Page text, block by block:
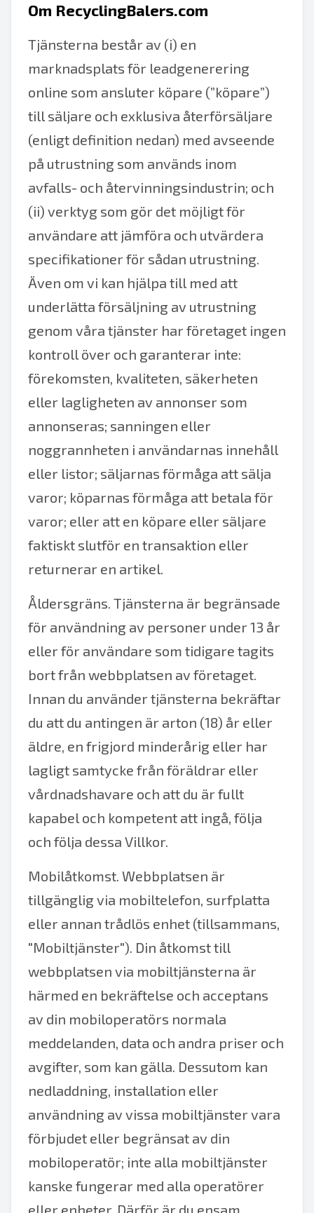
Om RecyclingBalers.com
Tjänsterna består av (i) en
marknadsplats för leadgenerering
online som ansluter köpare (”köpare”)
till säljare och exklusiva återförsäljare
(enligt definition nedan) med avseende
på utrustning som används inom
avfalls- och återvinningsindustrin; och
(ii) verktyg som gör det möjligt för
användare att jämföra och utvärdera
specifikationer för sådan utrustning.
Även om vi kan hjälpa till med att
underlätta försäljning av utrustning
genom våra tjänster har företaget ingen
kontroll över och garanterar inte:
förekomsten, kvaliteten, säkerheten
eller lagligheten av annonser som
annonseras; sanningen eller
noggrannheten i användarnas innehåll
eller listor; säljarnas förmåga att sälja
varor; köparnas förmåga att betala för
varor; eller att en köpare eller säljare
faktiskt slutför en transaktion eller
returnerar en artikel.
Åldersgräns. Tjänsterna är begränsade
för användning av personer under 13 år
eller för användare som tidigare tagits
bort från webbplatsen av företaget.
Innan du använder tjänsterna bekräftar
du att du antingen är arton (18) år eller
äldre, en frigjord minderårig eller har
lagligt samtycke från föräldrar eller
vårdnadshavare och att du är fullt
kapabel och kompetent att ingå, följa
och följa dessa Villkor.
Mobilåtkomst. Webbplatsen är
tillgänglig via mobiltelefon, surfplatta
eller annan trådlös enhet (tillsammans,
"Mobiltjänster"). Din åtkomst till
webbplatsen via mobiltjänsterna är
härmed en bekräftelse och acceptans
av din mobiloperatörs normala
meddelanden, data och andra priser och
avgifter, som kan gälla. Dessutom kan
nedladdning, installation eller
användning av vissa mobiltjänster vara
förbjudet eller begränsat av din
mobiloperatör; inte alla mobiltjänster
kanske fungerar med alla operatörer
eller enheter. Därför är du ensam